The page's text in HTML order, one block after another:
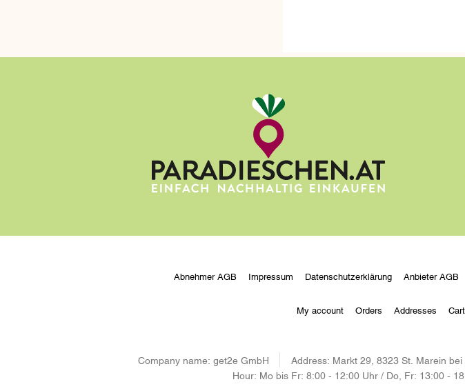
Abnehmer AGB Impressum Datenschutzerklärung Anbieter AGB
My account Orders Addresses Cart
Company name: get2e GmbH Address: Markt 29, 8323 St. Marein bei
Hour: Mo bis Fr: 8:00 - 12:00 Uhr / Do, Fr: 13:00 -